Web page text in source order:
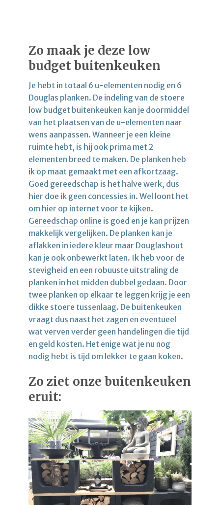
Zo maak je deze low
budget buitenkeuken
Je hebt in totaal 6 u-elementen nodig en 6
Douglas planken. De indeling van de stoere
low budget buitenkeuken kan je doormiddel
van het plaatsen van de u-elementen naar
wens aanpassen. Wanneer je een kleine
ruimte hebt, is hij ook prima met 2
elementen breed te maken. De planken heb
ik op maat gemaakt met een afkortzaag.
Goed gereedschap is het halve werk, dus
hier doe ik geen concessies in. Wel loont het
om hier op internet voor te kijken.
Gereedschap online is goed en je kan prijzen
makkelijk vergelijken. De planken kan je
aflakken in iedere kleur maar Douglashout
kan je ook onbewerkt laten. Ik heb voor de
stevigheid en een robuuste uitstraling de
planken in het midden dubbel gedaan. Door
twee planken op elkaar te leggen krijg je een
dikke stoere tussenlaag. De buitenkeuken
vraagt dus naast het zagen en eventueel
wat verven verder geen handelingen die tijd
en geld kosten. Het enige wat je nu nog
nodig hebt is tijd om lekker te gaan koken.
Zo ziet onze buitenkeuken
eruit: